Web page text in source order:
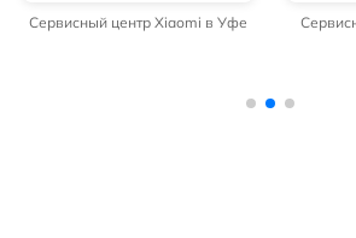
Сервисный центр Xiaomi в Уфе